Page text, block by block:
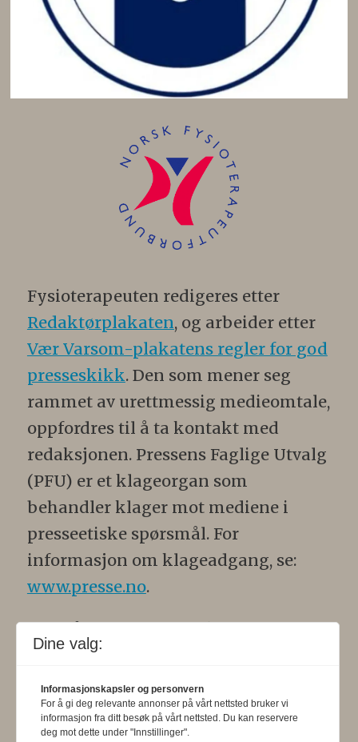
Fysioterapeuten redigeres etter
Redaktørplakaten, og arbeider etter
Vær Varsom-plakatens regler for god
presseskikk. Den som mener seg
rammet av urettmessig medieomtale,
oppfordres til å ta kontakt med
redaksjonen. Pressens Faglige Utvalg
(PFU) er et klageorgan som
behandler klager mot mediene i
presseetiske spørsmål. For
informasjon om klageadgang, se:
www.presse.no.
Formålsparagraf:Fysioterapeuten
skal gjennom en saklig og fri
informasjons- og opinionsformidling
bidra til at fysioterapifaget utvikler
seg i samsvar med samfunnets og
Dine valg:
Informasjonskapsler og personvern
For å gi deg relevante annonser på vårt nettsted bruker vi
informasjon fra ditt besøk på vårt nettsted. Du kan reservere
deg mot dette under "Innstillinger".